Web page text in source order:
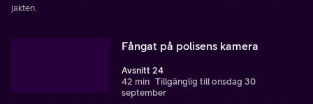
jakten.
Fångat på polisens kamera
Avsnitt 24
42 min Tillgänglig till onsdag 30
september